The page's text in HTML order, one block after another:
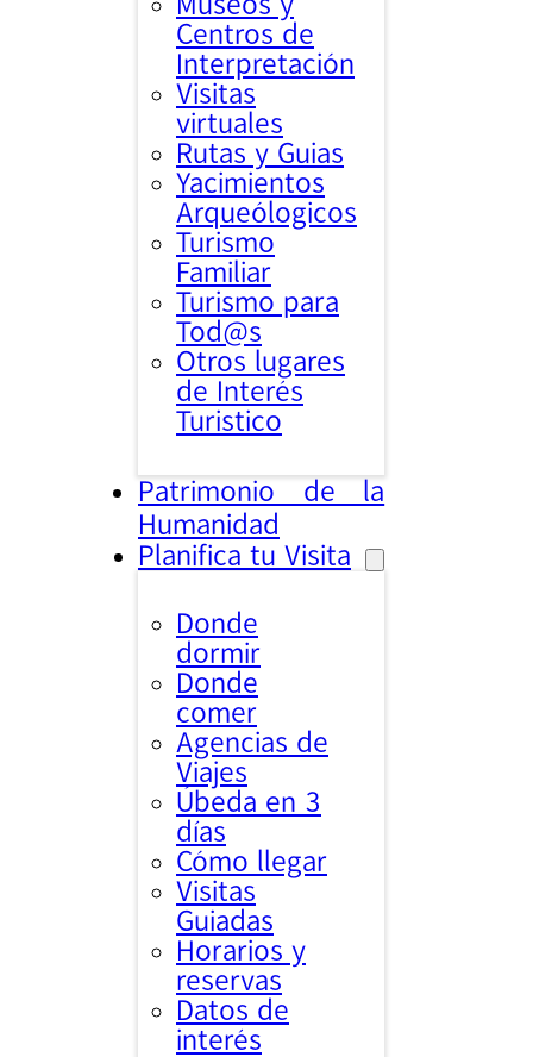
Centros de
Interpretación
Visitas
virtuales
Rutas y Guias
Yacimientos
Arqueólogicos
Turismo
Familiar
Turismo para
Tod@s
Otros lugares
de Interés
Turistico
Patrimonio de la
Humanidad
Planifica tu Visita
Donde
dormir
Donde
comer
Agencias de
Viajes
Úbeda en 3
días
Cómo llegar
Visitas
Guiadas
Horarios y
reservas
Datos de
interés